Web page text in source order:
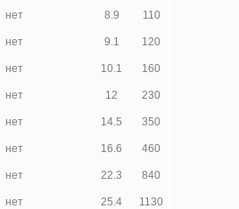
нет 8.9 110
нет 9.1 120
нет 10.1 160
нет 12 230
нет 14.5 350
нет 16.6 460
нет 22.3 840
нет 25.4 1130